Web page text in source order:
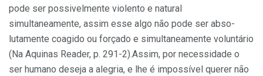
pode ser possivelmente violento e natural
simultaneamente, assim esse algo não pode ser abso­
lutamente coagido ou forçado e simultaneamente voluntário
(Na Aquinas Reader, p. 291-2).Assim, por necessidade o
ser humano deseja a alegria, e lhe é impos­sível querer não